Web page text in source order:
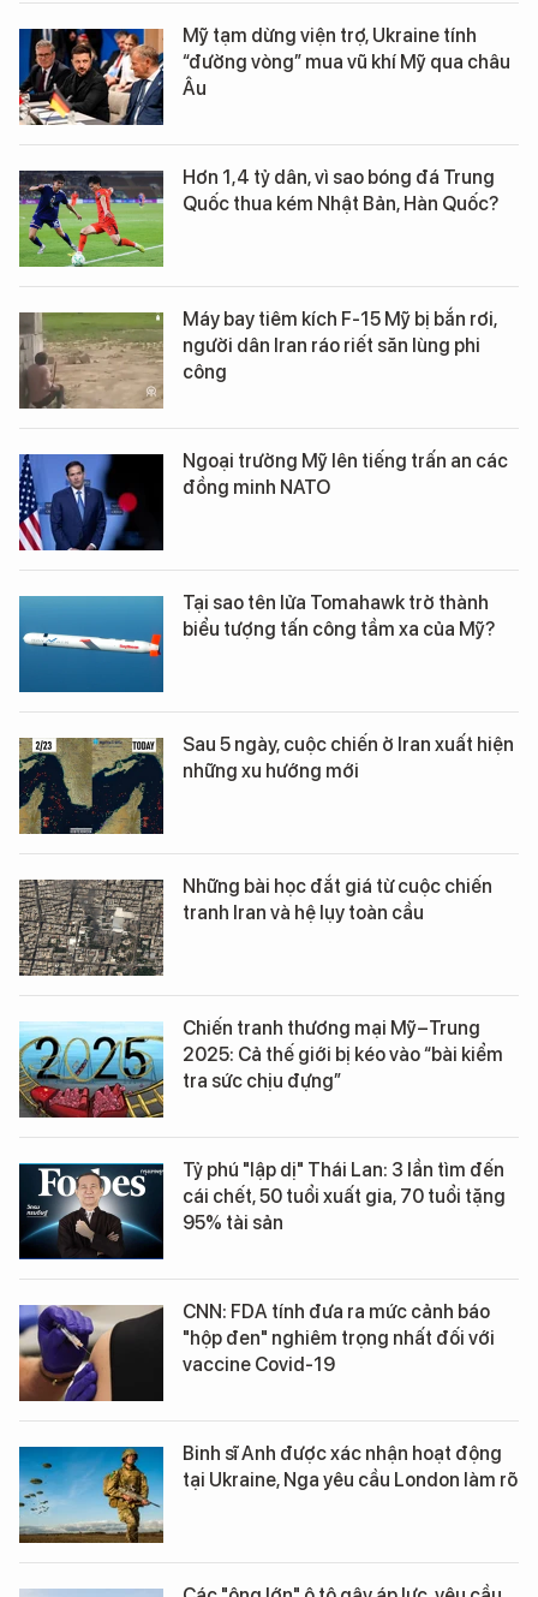
Mỹ tạm dừng viện trợ, Ukraine tính
“đường vòng” mua vũ khí Mỹ qua châu
Âu
Hơn 1,4 tỷ dân, vì sao bóng đá Trung
Quốc thua kém Nhật Bản, Hàn Quốc?
Máy bay tiêm kích F-15 Mỹ bị bắn rơi,
người dân Iran ráo riết săn lùng phi
công
Ngoại trưởng Mỹ lên tiếng trấn an các
đồng minh NATO
Tại sao tên lửa Tomahawk trở thành
biểu tượng tấn công tầm xa của Mỹ?
Sau 5 ngày, cuộc chiến ở Iran xuất hiện
những xu hướng mới
Những bài học đắt giá từ cuộc chiến
tranh Iran và hệ lụy toàn cầu
Chiến tranh thương mại Mỹ–Trung
2025: Cả thế giới bị kéo vào “bài kiểm
tra sức chịu đựng”
Tỷ phú "lập dị" Thái Lan: 3 lần tìm đến
cái chết, 50 tuổi xuất gia, 70 tuổi tặng
95% tài sản
CNN: FDA tính đưa ra mức cảnh báo
"hộp đen" nghiêm trọng nhất đối với
vaccine Covid-19
Binh sĩ Anh được xác nhận hoạt động
tại Ukraine, Nga yêu cầu London làm rõ